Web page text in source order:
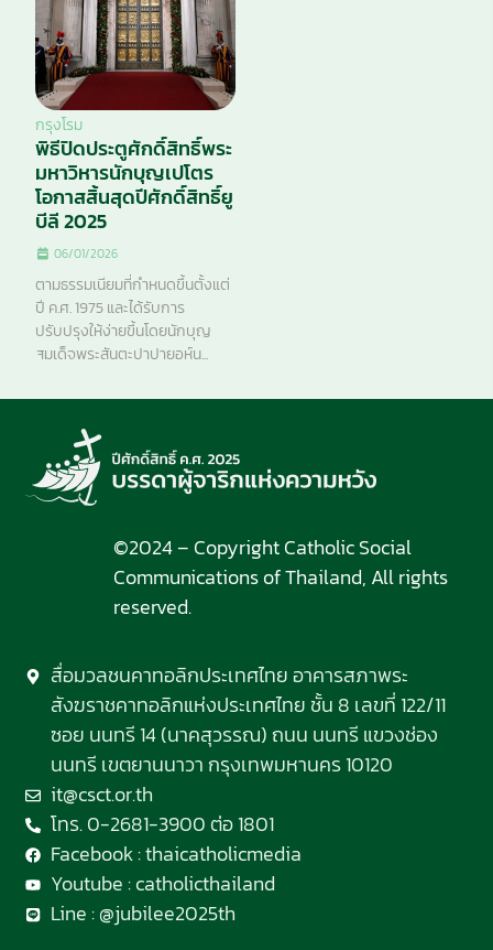
กรุงโรม
พิธีปิดประตูศักดิ์สิทธิ์พระ
มหาวิหารนักบุญเปโตร
โอกาสสิ้นสุดปีศักดิ์สิทธิ์ยู
บีลี 2025
06/01/2026
ตามธรรมเนียมที่กำหนดขึ้นตั้งแต่
ปี ค.ศ. 1975 และได้รับการ
ปรับปรุงให้ง่ายขึ้นโดยนักบุญ
สมเด็จพระสันตะปาปายอห์น...
©2024 – Copyright Catholic Social
Communications of Thailand, All rights
reserved.
สื่อมวลชนคาทอลิกประเทศไทย อาคารสภาพระ
สังฆราชคาทอลิกแห่งประเทศไทย ชั้น 8 เลขที่ 122/11
ซอย นนทรี 14 (นาคสุวรรณ) ถนน นนทรี แขวงช่อง
นนทรี เขตยานนาวา กรุงเทพมหานคร 10120
it@csct.or.th
โทร. 0-2681-3900 ต่อ 1801
Facebook : thaicatholicmedia
Youtube : catholicthailand
Line : @jubilee2025th